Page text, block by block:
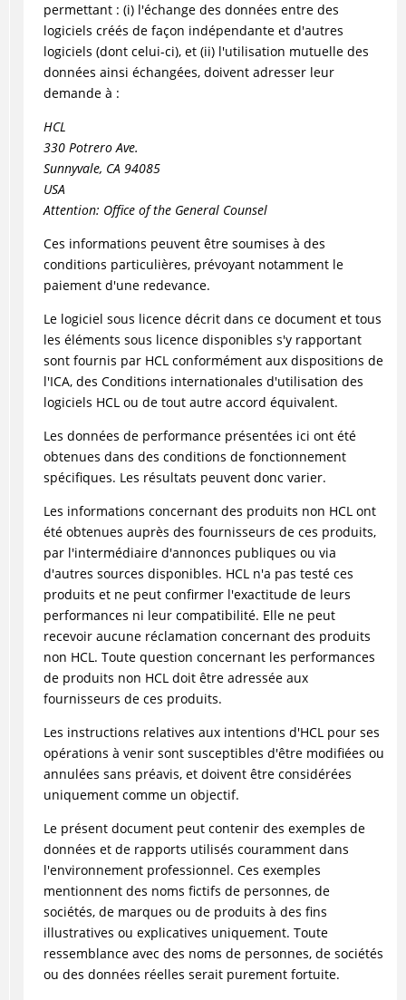
permettant : (i) l'échange des données entre des
logiciels créés de façon indépendante et d'autres
logiciels (dont celui-ci), et (ii) l'utilisation mutuelle des
données ainsi échangées, doivent adresser leur
demande à :
HCL
330 Potrero Ave.
Sunnyvale, CA 94085
USA
Attention: Office of the General Counsel
Ces informations peuvent être soumises à des
conditions particulières, prévoyant notamment le
paiement d'une redevance.
Le logiciel sous licence décrit dans ce document et tous
les éléments sous licence disponibles s'y rapportant
sont fournis par HCL conformément aux dispositions de
l'ICA, des Conditions internationales d'utilisation des
logiciels HCL ou de tout autre accord équivalent.
Les données de performance présentées ici ont été
obtenues dans des conditions de fonctionnement
spécifiques. Les résultats peuvent donc varier.
Les informations concernant des produits non HCL ont
été obtenues auprès des fournisseurs de ces produits,
par l'intermédiaire d'annonces publiques ou via
d'autres sources disponibles. HCL n'a pas testé ces
produits et ne peut confirmer l'exactitude de leurs
performances ni leur compatibilité. Elle ne peut
recevoir aucune réclamation concernant des produits
non HCL. Toute question concernant les performances
de produits non HCL doit être adressée aux
fournisseurs de ces produits.
Les instructions relatives aux intentions d'HCL pour ses
opérations à venir sont susceptibles d'être modifiées ou
annulées sans préavis, et doivent être considérées
uniquement comme un objectif.
Le présent document peut contenir des exemples de
données et de rapports utilisés couramment dans
l'environnement professionnel. Ces exemples
mentionnent des noms fictifs de personnes, de
sociétés, de marques ou de produits à des fins
illustratives ou explicatives uniquement. Toute
ressemblance avec des noms de personnes, de sociétés
ou des données réelles serait purement fortuite.